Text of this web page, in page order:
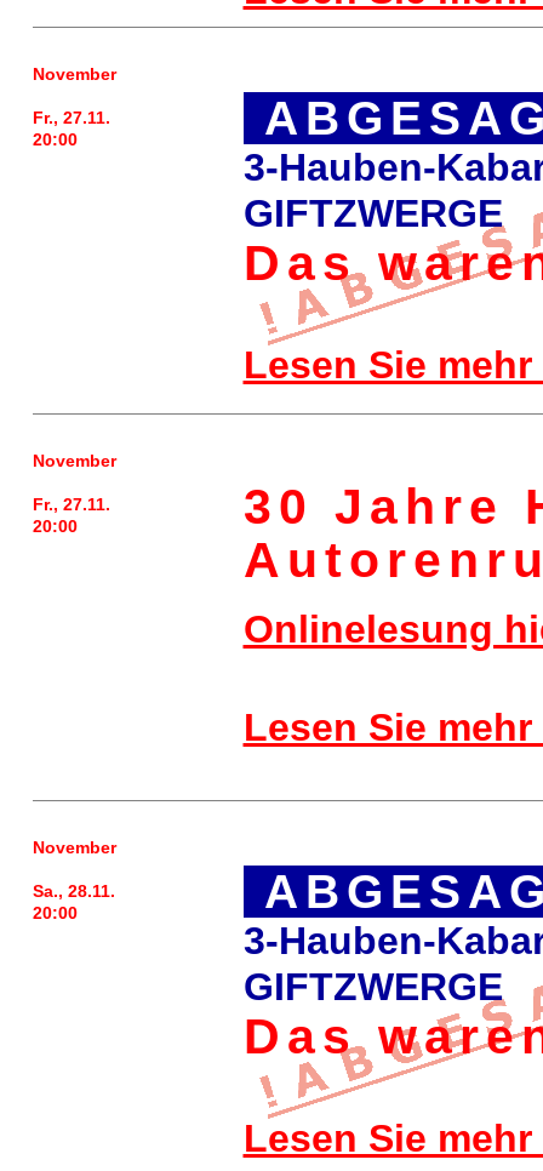
November
Fr., 27.11.
20:00
3-Hauben-
GIFTZWERGE
Das
Lesen Sie mehr
November
Fr., 27.11.
20:00
30 Jahre
Onlinelesung
Lesen Sie mehr
November
Sa., 28.11.
20:00
3-Hauben-
GIFTZWERGE
Das
Lesen Sie mehr